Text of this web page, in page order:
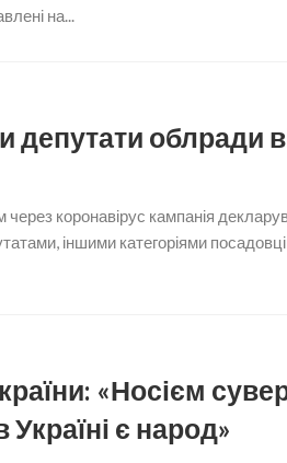
на...
депутати облради
через коронавірус кампанія
іншими категоріями
«Носієм
є народ»